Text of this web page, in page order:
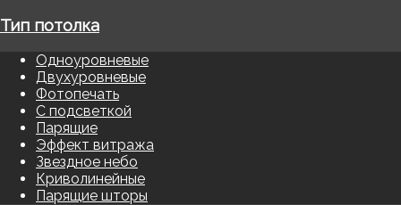
Тип потолка
Одноуровневые
Двухуровневые
Фотопечать
С подсветкой
Парящие
Эффект витража
Звездное небо
Криволинейные
Парящие шторы